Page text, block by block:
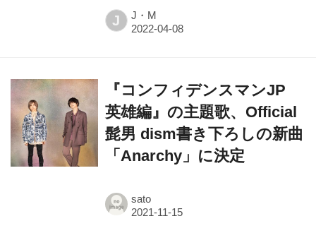
J J・M
『コンフィデンスマンJP
英雄編』の主題歌、Official
髭男 dism書き下ろしの新曲
「Anarchy」に決定
sato